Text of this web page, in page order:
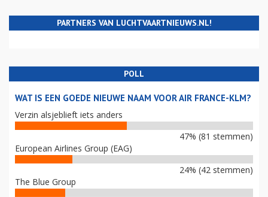
PARTNERS VAN LUCHTVAARTNIEUWS.NL!
POLL
WAT IS EEN GOEDE NIEUWE NAAM VOOR AIR FRANCE-KLM?
Verzin alsjeblieft iets anders
47% (81 stemmen)
European Airlines Group (EAG)
24% (42 stemmen)
The Blue Group